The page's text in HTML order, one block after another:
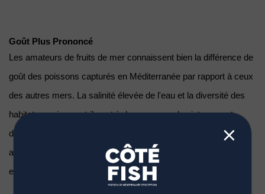
Goût Plus Prononcé
Les amateurs de fruits de mer connaissent bien la différence de
goût des poissons capturés en Méditerranée par rapport à ceux
des autres mers. La salinité élevée de l'eau et la diversité des
habitats marins contribuent à des saveurs plus intenses et
délicates. Les poissons de la Méditerranée, imprégnés des
arômes des algues et des herbes marines qui peuplent ses
eaux, offrent une expérience gustative incomparable.
⨯